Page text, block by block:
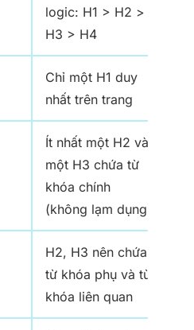
logic: H1 > H2 >
H3 > H4
Chỉ một H1 duy
nhất trên trang
Ít nhất một H2 và
một H3 chứa từ
khóa chính
(không lạm dụng)
H2, H3 nên chứa
từ khóa phụ và từ
khóa liên quan